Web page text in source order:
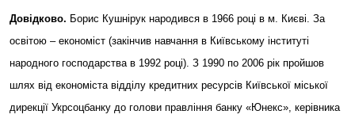
Довідково. Борис Кушнірук народився в 1966 році в м. Києві. За
освітою – економіст (закінчив навчання в Київському інституті
народного господарства в 1992 році). З 1990 по 2006 рік пройшов
шлях від економіста відділу кредитних ресурсів Київської міської
дирекції Укрсоцбанку до голови правління банку «Юнекс», керівника